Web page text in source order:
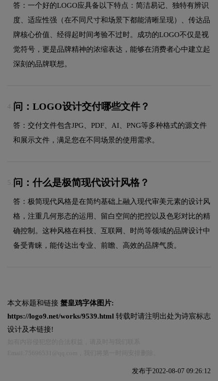
答：一个好的LOGO应具备以下特点：简洁易记、独特有辨识
度、适应性强（在不同尺寸和场景下都能清晰呈现）、传达品
牌核心价值、经得起时间考验不过时。成功的LOGO不仅是视
觉符号，更是品牌精神的浓缩表达，能够在消费者心中建立起
深刻的品牌联想。
4. 问：LOGO设计交付哪些文件？
答：交付文件包含JPG、PDF、AI、PNG等多种格式的源文件
和展示文件，满足您在不同场景的使用需求。
5. 问：什么是极简现代设计风格？
答：极简现代风格是在简约基础上融入现代审美元素的设计风
格，注重几何形态的运用、留白空间的把控以及色彩对比的精
确控制。这种风格在科技、互联网、时尚等领域的品牌设计中
备受青睐，能传达出专业、前瞻、高效的品牌气质。
本文标题和链接 蟹皇鸡字体图片:
https://logo9.net/works/9539.html 转载时请注明出处为诗宸标志
设计及本链接!
发布于2022-08-07 09:26:12